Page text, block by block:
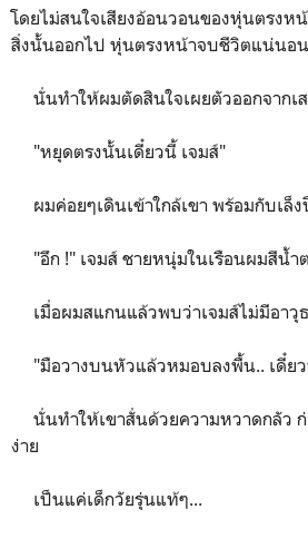
โดยไม่สนใจเสียงอ้อนวอนของหุ่นตรงห
สิ่งนั้นออกไป หุ่นตรงหน้าจบชีวิตแน่นอน
นั่นทำให้ผมตัดสินใจเผยตัวออกจากเ
"หยุดตรงนั้นเดี๋ยวนี้ เจมส์"
ผมค่อยๆเดินเข้าใกล้เขา พร้อมกับเล็
"อึก !" เจมส์ ชายหนุ่มในเรือนผมสีน้ำ
เมื่อผมสแกนแล้วพบว่าเจมส์ไม่มีอาวุ
"มือวางบนหัวแล้วหมอบลงพื้น.. เดี๋ย
นั่นทำให้เขาสั่นด้วยความหวาดกลัว ก่
ง่าย
เป็นแค่เด็กวัยรุ่นแท้ๆ...